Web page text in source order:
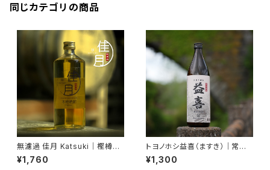
同じカテゴリの商品
無濾過 佳月 Katsuki｜樫樽仕
込み・長期熟成プレミアム焼酎
25度 720ml
¥1,760
トヨノホシ益喜（ますき）｜常圧
蒸留・本格焼酎 25度 900ml
【香ばしい・濃厚】
¥1,300